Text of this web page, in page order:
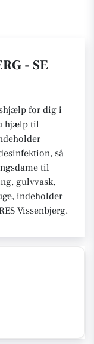
- SE
for dig i
hjælp til
så
til
gulvvask,
indeholder
Vissenbjerg.